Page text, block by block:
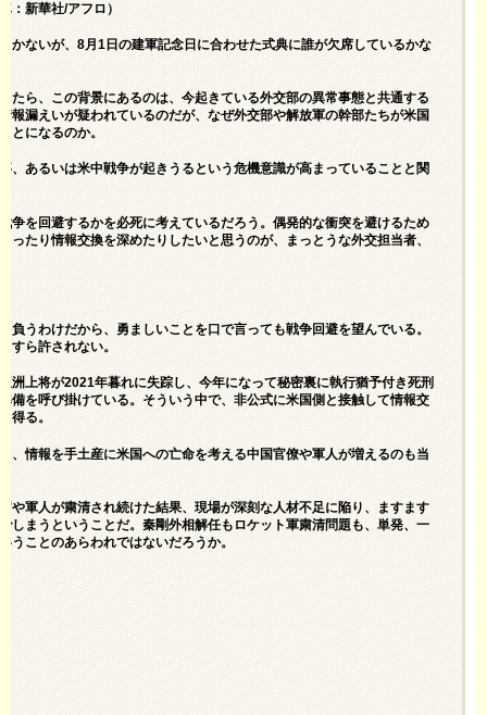
：新華社/アフロ）
かないが、8月1日の建軍記念日に合わせた式典に誰が欠席しているかな
たら、この背景にあるのは、今起きている外交部の異常事態と共通する
報漏えいが疑われているのだが、なぜ外交部や解放軍の幹部たちが米国
とになるのか。
、あるいは米中戦争が起きうるという危機意識が高まっていることと関
争を回避するかを必死に考えているだろう。偶発的な衝突を避けるため
たり情報交換を深めたりしたいと思うのが、まっとうな外交担当者、
うわけだから、勇ましいことを口で言っても戦争回避を望んでいる。
すら許されない。
洲上将が2021年暮れに失踪し、今年になって秘密裏に執行猶予付き死刑
備を呼び掛けている。そういう中で、非公式に米国側と接触して情報交
得る。
、情報を手土産に米国への亡命を考える中国官僚や軍人が増えるのも当
や軍人が粛清され続けた結果、現場が深刻な人材不足に陥り、ますます
しまうということだ。秦剛外相解任もロケット軍粛清問題も、単発、一
うことのあらわれではないだろうか。